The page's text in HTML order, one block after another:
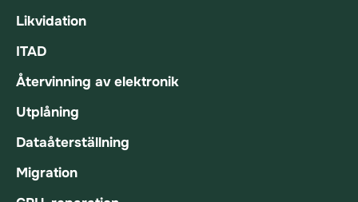
Likvidation
ITAD
Återvinning av elektronik
Utplåning
Dataåterställning
Migration